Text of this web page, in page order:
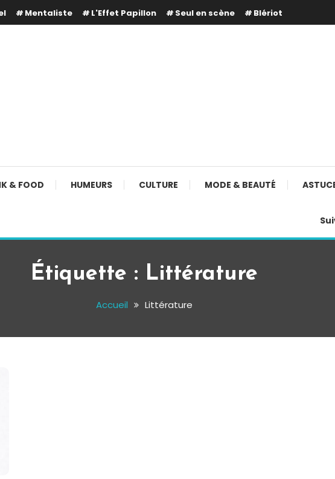
Mentaliste L'Effet Papillon Seul en scène Blériot
& FOOD HUMEURS CULTURE MODE & BEAUTÉ
Étiquette : Littérature
Accueil Littérature